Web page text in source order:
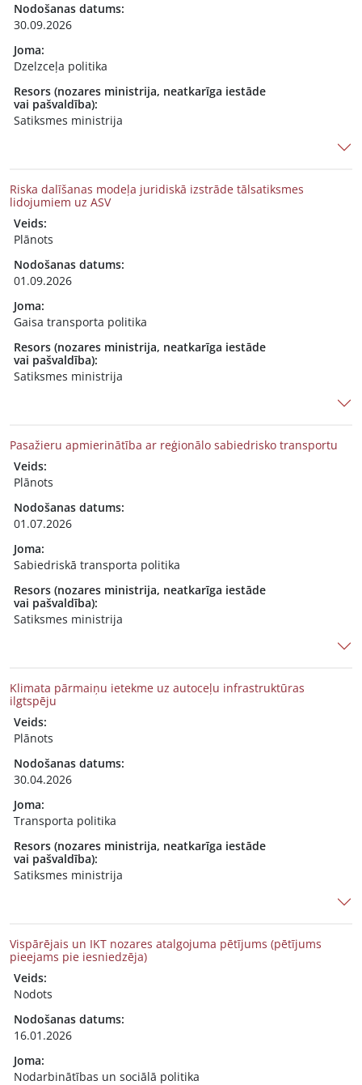
Nodošanas datums:
30.09.2026
Joma:
Dzelzceļa politika
Resors (nozares ministrija, neatkarīga iestāde
vai pašvaldība):
Satiksmes ministrija
Riska dalīšanas modeļa juridiskā izstrāde tālsatiksmes
lidojumiem uz ASV
Veids:
Plānots
Nodošanas datums:
01.09.2026
Joma:
Gaisa transporta politika
Resors (nozares ministrija, neatkarīga iestāde
vai pašvaldība):
Satiksmes ministrija
Pasažieru apmierinātība ar reģionālo sabiedrisko transportu
Veids:
Plānots
Nodošanas datums:
01.07.2026
Joma:
Sabiedriskā transporta politika
Resors (nozares ministrija, neatkarīga iestāde
vai pašvaldība):
Satiksmes ministrija
Klimata pārmaiņu ietekme uz autoceļu infrastruktūras
ilgtspēju
Veids:
Plānots
Nodošanas datums:
30.04.2026
Joma:
Transporta politika
Resors (nozares ministrija, neatkarīga iestāde
vai pašvaldība):
Satiksmes ministrija
Vispārējais un IKT nozares atalgojuma pētījums (pētījums
pieejams pie iesniedzēja)
Veids:
Nodots
Nodošanas datums:
16.01.2026
Joma:
Nodarbinātības un sociālā politika